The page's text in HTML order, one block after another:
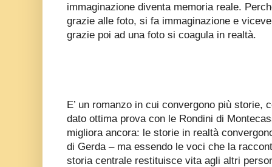
immaginazione diventa memoria reale.
grazie alle foto, si fa immaginazione e
grazie poi ad una foto si coagula in realtà.
E’ un romanzo in cui convergono più storie,
dato ottima prova con le Rondini di
migliora ancora: le storie in realtà
di Gerda – ma essendo le voci che la
storia centrale restituisce vita agli altri